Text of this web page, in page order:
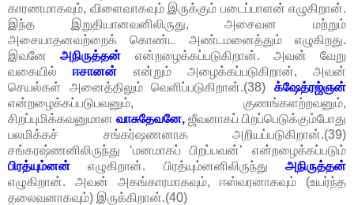
காரணமாகவும், விளைவாகவும் இருக்கும் படைப்பாளன் எழுகிறான்.
இந்த இறுதியானவனிலிருது, அசைவன மற்றும்
அசையாதனவற்றைக் கொண்ட அண்டமனைத்தும் எழுகிறது.
இவனேஅநிருத்தன் என்றழைக்கப்படுகிறான். அவன் வேறு
வகையில்ஈசானன் என்றும் அழைக்கப்படுகிறான், அவன்
செயல்கள் அனைத்திலும் வெளிப்படுகிறான்.(38) க்ஷேத்ரஜ்ஞன்
என்றழைக்கப்படுபவனும், குணங்களற்றவனும்,
சிறப்புமிக்கவனுமான வாசுதேவனே, ஜீவனாகப் பிறப்பெடுக்கும்போது
பலமிக்கச் சங்கர்ஷணனாக அறியப்படுகிறான்.(39)
சங்கரஷ்ணனிலிருந்து ‘மனமாகப் பிறப்பவன்’ என்றழைக்கப்படும்
பிரத்யும்னன் எழுகிறான். பிரத்யும்னனிலிருந்து அநிருத்தன்
எழுகிறான். அவன் அகங்காரமாகவும், ஈஸ்வரனாகவும் (உயர்ந்த
தலைவனாகவும்) இருக்கிறான்.(40)